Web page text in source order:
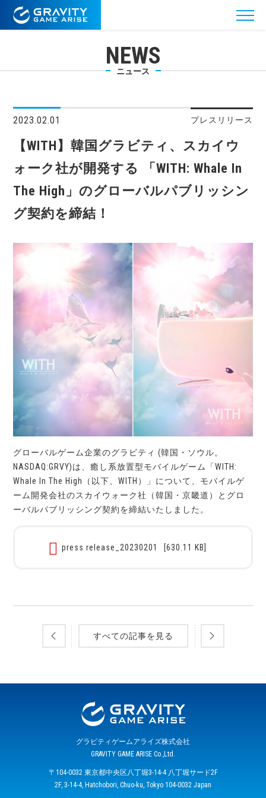
NEWS
ニュース
2023.02.01 プレスリリース
【WITH】韓国グラビティ、スカイウ
ォーク社が開発する 「WITH: Whale In
The High」のグローバルパブリッシン
グ契約を締結！
グローバルゲーム企業のグラビティ (韓国・ソウル。
NASDAQ:GRVY)は、癒し系放置型モバイルゲーム「WITH:
Whale In The High（以下、WITH）」について、モバイルゲ
ーム開発会社のスカイウォーク社（韓国・京畿道）とグロ
ーバルパブリッシング契約を締結いたしました。
press release_20230201 [630.11 KB]
すべての記事を見る
グラビティゲームアライズ株式会社
GRAVITY GAME ARISE Co.,Ltd.
〒104-0032 東京都中央区八丁堀3-14-4 八丁堀サード2F
2F, 3-14-4, Hatchobori, Chuo-ku, Tokyo 104-0032 Japan